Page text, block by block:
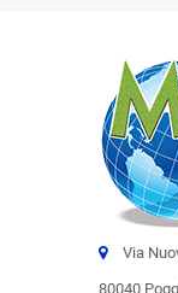
Via
80040